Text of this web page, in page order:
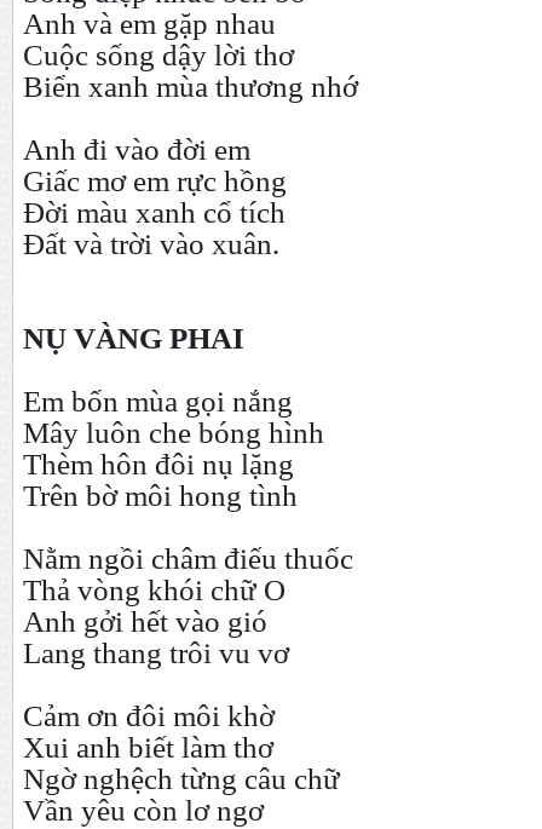
Anh và em gặp nhau
Cuộc sống dậy lời thơ
Biển xanh mùa thương nhớ
Anh đi vào đời em
Giấc mơ em rực hồng
Đời màu xanh cổ tích
Đất và trời vào xuân.
NỤ VÀNG PHAI
Em bốn mùa gọi nắng
Mây luôn che bóng hình
Thèm hôn đôi nụ lặng
Trên bờ môi hong tình
Nằm ngồi châm điếu thuốc
Thả vòng khói chữ O
Anh gởi hết vào gió
Lang thang trôi vu vơ
Cảm ơn đôi môi khờ
Xui anh biết làm thơ
Ngờ nghệch từng câu chữ
Vần yêu còn lơ ngơ